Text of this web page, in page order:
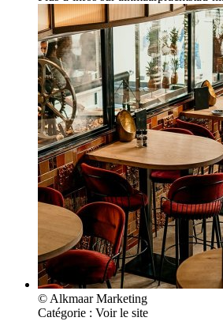
© Alkmaar Marketing
Catégorie : Voir le site